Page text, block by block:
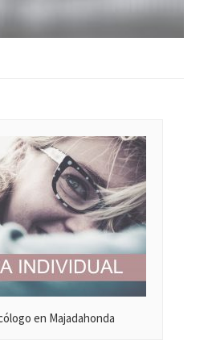
TALLERES,
en Majadahonda